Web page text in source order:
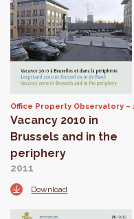
Office Property Observatory
Vacancy 2010 in
Brussels and in the
periphery
2011
Download